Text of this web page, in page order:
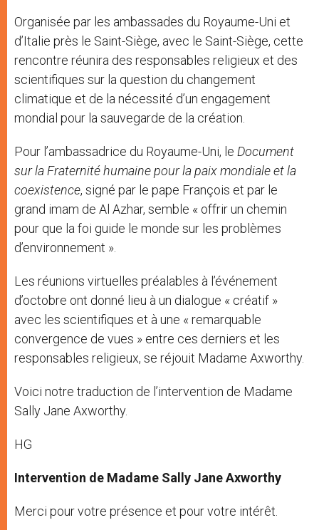
Organisée par les ambassades du Royaume-Uni et
d’Italie près le Saint-Siège, avec le Saint-Siège, cette
rencontre réunira des responsables religieux et des
scientifiques sur la question du changement
climatique et de la nécessité d’un engagement
mondial pour la sauvegarde de la création.
Pour l’ambassadrice du Royaume-Uni, le Document
sur la Fraternité humaine pour la paix mondiale et la
coexistence, signé par le pape François et par le
grand imam de Al Azhar, semble « offrir un chemin
pour que la foi guide le monde sur les problèmes
d’environnement ».
Les réunions virtuelles préalables à l’événement
d’octobre ont donné lieu à un dialogue « créatif »
avec les scientifiques et à une « remarquable
convergence de vues » entre ces derniers et les
responsables religieux, se réjouit Madame Axworthy.
Voici notre traduction de l’intervention de Madame
Sally Jane Axworthy.
HG
Intervention de Madame Sally Jane Axworthy
Merci pour votre présence et pour votre intérêt.